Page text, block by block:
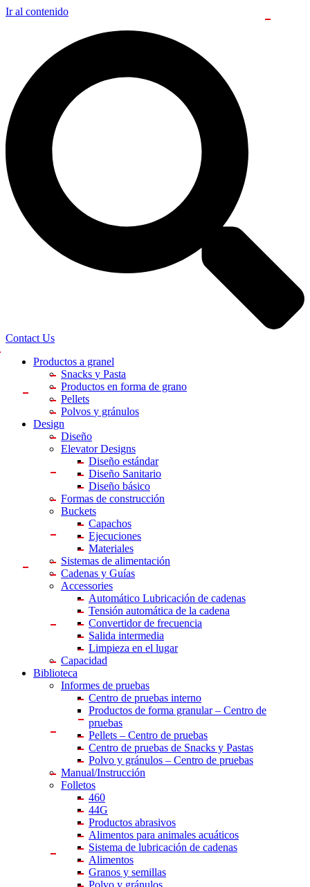
Ir al contenido
Contact Us
Productos a granel
Snacks y Pasta
Productos en forma de grano
Pellets
Polvos y gránulos
Design
Diseño
Elevator Designs
Diseño estándar
Diseño Sanitario
Diseño básico
Formas de construcción
Buckets
Capachos
Ejecuciones
Materiales
Sistemas de alimentación
Cadenas y Guías
Accessories
Automático Lubricación de cadenas
Tensión automática de la cadena
Convertidor de frecuencia
Salida intermedia
Limpieza en el lugar
Capacidad
Biblioteca
Informes de pruebas
Centro de pruebas interno
Productos de forma granular – Centro de
pruebas
Pellets – Centro de pruebas
Centro de pruebas de Snacks y Pastas
Polvo y gránulos – Centro de pruebas
Manual/Instrucción
Folletos
460
44G
Productos abrasivos
Alimentos para animales acuáticos
Sistema de lubricación de cadenas
Alimentos
Granos y semillas
Polvo y gránulos